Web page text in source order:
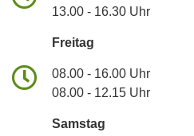
13.00 - 16.30 Uhr
Freitag
08.00 - 16.00 Uhr
08.00 - 12.15 Uhr
Samstag